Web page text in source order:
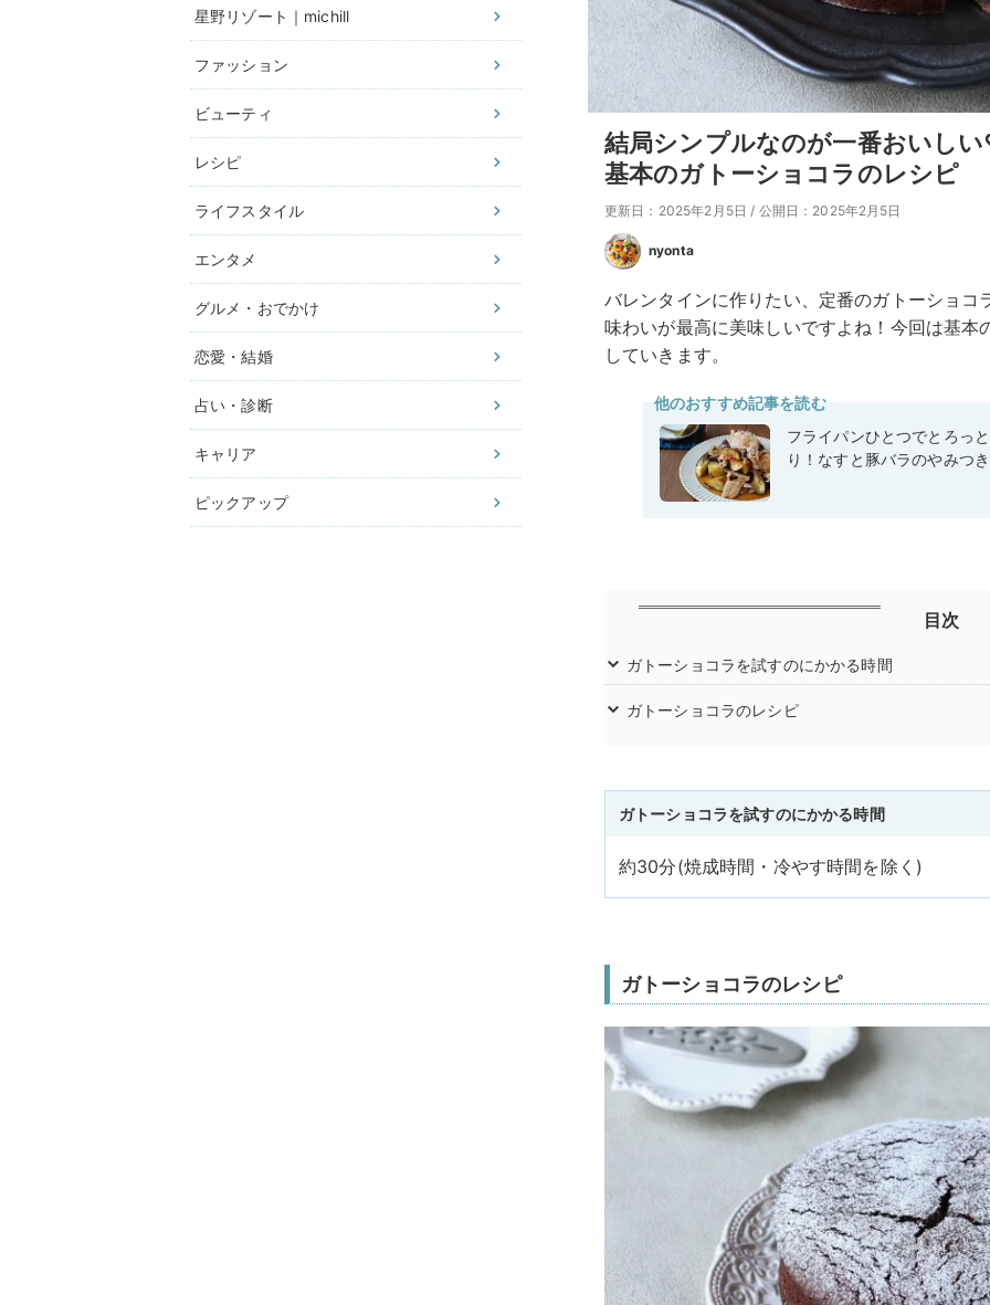
星野リゾート｜michill
ファッション
ビューティ
レシピ
ライフスタイル
エンタメ
グルメ・おでかけ
恋愛・結婚
占い・診断
キャリア
ピックアップ
結局シンプルなのが一番おいし
基本のガトーショコラのレシピ
更新日：2025年2月5日 / 公開日：2025年2月5日
nyonta
バレンタインに作りたい、定番のガトーショコ
味わいが最高に美味しいですよね！今回は基本
していきます。
他のおすすめ記事を読む
フライパンひとつでとろっ
り！なすと豚バラのやみつ
目次
ガトーショコラを試すのにかかる時間
ガトーショコラのレシピ
ガトーショコラを試すのにかかる時間
約30分(焼成時間・冷やす時間を除く)
ガトーショコラのレシピ